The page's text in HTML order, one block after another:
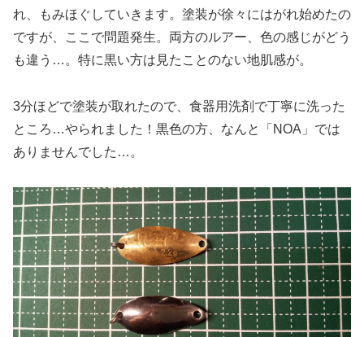
れ、もみほぐしていきます。塗装が徐々にはがれ始めたの
ですが、ここで問題発生。両方のルアー、色の感じがどう
も違う…。特に黒い方は見たことのない地肌感が。
3分ほどで塗装が取れたので、食器用洗剤で丁寧に洗った
ところ…やられました！黒色の方、なんと「NOA」では
ありませんでした…。